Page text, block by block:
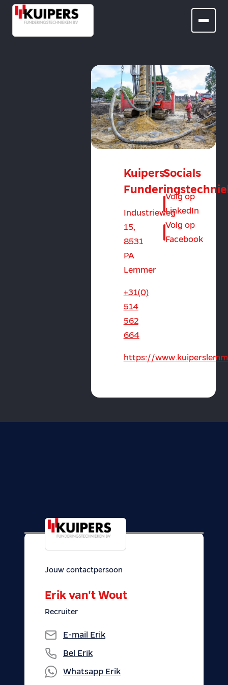
Kuipers
Industrieweg
15,
8531
PA
Lemmer
+31(0)
514
562
664
https://
Socials
Volg op
LinkedIn
Volg op
Facebook
Jouw contactpersoon
Erik van't Wout
Recruiter
E-mail Erik
Bel Erik
Whatsapp Erik